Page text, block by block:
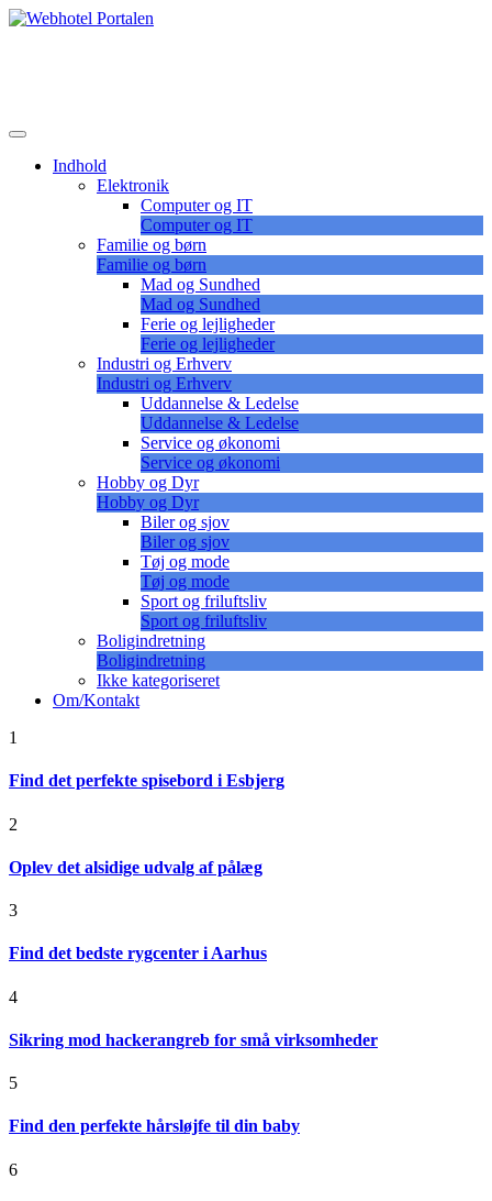
Skip
Indhold
Elektronik
Computer og IT
Computer og IT
Familie og børn
Familie og børn
Mad og Sundhed
Mad og Sundhed
Ferie og lejligheder
Ferie og lejligheder
Industri og Erhverv
Industri og Erhverv
Uddannelse & Ledelse
Uddannelse & Ledelse
Service og økonomi
Service og økonomi
Hobby og Dyr
Hobby og Dyr
Biler og sjov
Biler og sjov
Tøj og mode
Tøj og mode
Sport og friluftsliv
Sport og friluftsliv
Boligindretning
Boligindretning
Ikke kategoriseret
Om/Kontakt
1
Find det perfekte spisebord i Esbjerg
2
Oplev det alsidige udvalg af pålæg
3
Find det bedste rygcenter i Aarhus
4
Sikring mod hackerangreb for små virksomheder
5
Find den perfekte hårsløjfe til din baby
6